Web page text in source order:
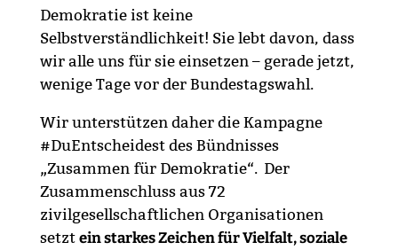
Demokratie ist keine
Selbstverständlichkeit! Sie lebt davon, dass
wir alle uns für sie einsetzen – gerade jetzt,
wenige Tage vor der Bundestagswahl.
Wir unterstützen daher die Kampagne
#DuEntscheidest des Bündnisses
„Zusammen für Demokratie“. Der
Zusammenschluss aus 72
zivilgesellschaftlichen Organisationen
setzt ein starkes Zeichen für Vielfalt, soziale